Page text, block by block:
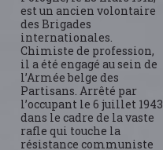
est un ancien volontaire
des Brigades
internationales.
Chimiste de profession,
il a été engagé au sein de
l’Armée belge des
Partisans. Arrêté par
l’occupant le 6 juillet 1943
dans le cadre de la vaste
rafle qui touche la
résistance communiste